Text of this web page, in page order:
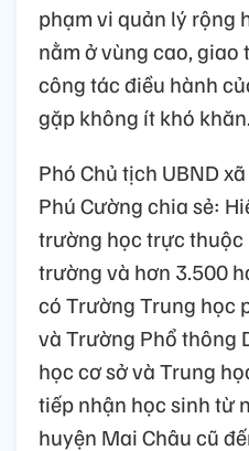
phạm vi quản lý rộng
nằm ở vùng cao,
công tác điều hành
gặp không ít khó khăn.
Phó Chủ tịch UBND
Phú Cường chia sẻ:
trường học trực thuộc
trường và hơn 3.500
có Trường Trung học
và Trường Phổ thông
học cơ sở và Trung
tiếp nhận học sinh từ
huyện Mai Châu cũ